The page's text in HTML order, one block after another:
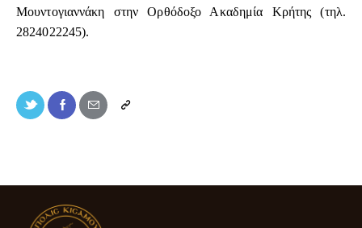
Μουντογιαννάκη στην Ορθόδοξο Ακαδημία Κρήτης (τηλ.
2824022245).